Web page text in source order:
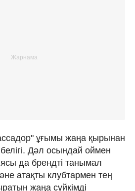
ұғымы жаңа қырынан
Дәл осындай оймен
да брендті танымал
атақты клубтармен тең
жаңа сүйкімді